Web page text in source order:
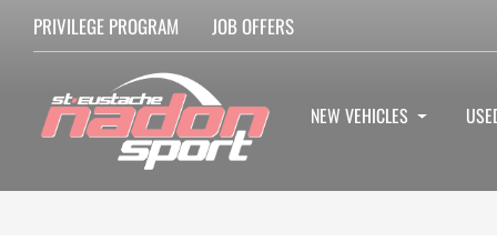
PRIVILEGE PROGRAM JOB OFFERS
NEW VEHICLES